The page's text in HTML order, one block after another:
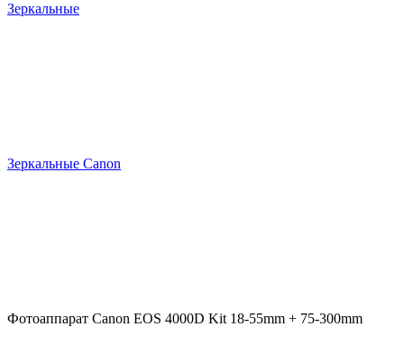
Зеркальные
Зеркальные Canon
Фотоаппарат Canon EOS 4000D Kit 18-55mm + 75-300mm